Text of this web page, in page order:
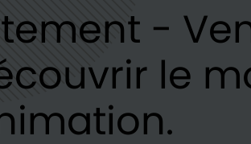
-
le